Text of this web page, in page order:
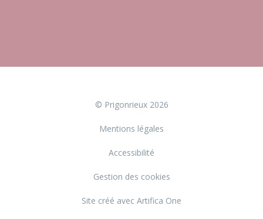
© Prigonrieux 2026
Mentions légales
Accessibilité
Gestion des cookies
Site créé avec Artifica One